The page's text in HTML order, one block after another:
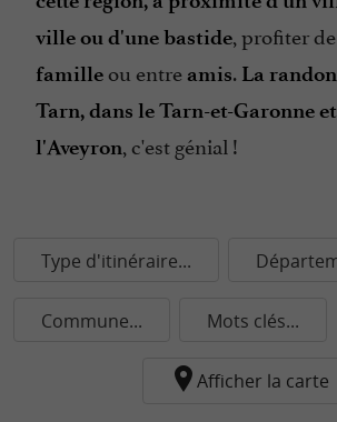
ville ou d'une bastide, profiter
famille ou entre amis. La
Tarn, dans le Tarn-et-Garonne
l'Aveyron, c'est génial !
Type d'itinéraire...
Commune... Mots clés...
Afficher la carte